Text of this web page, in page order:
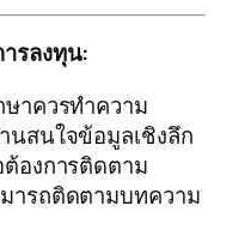
รลงทุน:
าควรทำความ
นสนใจข้อมูลเชิงลึก
องการติดตาม
ารถติดตามบทความ